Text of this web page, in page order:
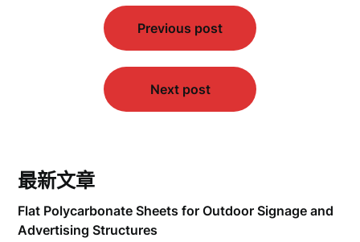
Previous post
Next post
最新文章
Flat Polycarbonate Sheets for Outdoor Signage and
Advertising Structures